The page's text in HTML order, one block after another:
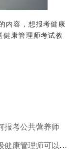
内容，想报考健康
康管理师考试教
报考公共营养师
下一篇：高级健康管理师可以做什么